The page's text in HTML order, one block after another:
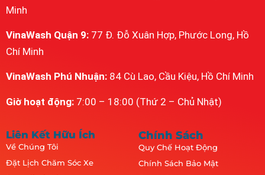
Minh
VinaWash Quận 9: 77 Đ. Đỗ Xuân Hợp, Phước Long, Hồ
Chí Minh
VinaWash Phú Nhuận: 84 Cù Lao, Cầu Kiệu, Hồ Chí Minh
Giờ hoạt động: 7:00 – 18:00 (Thứ 2 – Chủ Nhật)
Liên Kết Hữu Ích
Về Chúng Tôi
Đặt Lịch Chăm Sóc Xe
Chính Sách
Quy Chế Hoạt Động
Chính Sách Bảo Mật